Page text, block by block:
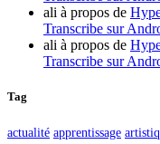
ali à propos de
Transcribe sur
ali à propos de
Transcribe sur
Tag
actualité apprentissage